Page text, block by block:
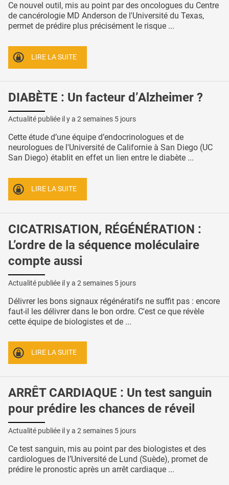
Ce nouvel outil, mis au point par des oncologues du Centre
de cancérologie MD Anderson de l'Université du Texas,
permet de prédire plus précisément le risque ...
LIRE LA SUITE
DIABÈTE : Un facteur d’Alzheimer ?
Actualité publiée il y a 2 semaines 5 jours
Cette étude d’une équipe d’endocrinologues et de
neurologues de l'Université de Californie à San Diego (UC
San Diego) établit en effet un lien entre le diabète ...
LIRE LA SUITE
CICATRISATION, RÉGÉNÉRATION :
L’ordre de la séquence moléculaire
compte aussi
Actualité publiée il y a 2 semaines 5 jours
Délivrer les bons signaux régénératifs ne suffit pas : encore
faut-il les délivrer dans le bon ordre. C'est ce que révèle
cette équipe de biologistes et de ...
LIRE LA SUITE
ARRÊT CARDIAQUE : Un test sanguin
pour prédire les chances de réveil
Actualité publiée il y a 2 semaines 5 jours
Ce test sanguin, mis au point par des biologistes et des
cardiologues de l’Université de Lund (Suède), promet de
prédire le pronostic après un arrêt cardiaque ...